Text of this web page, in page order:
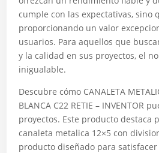
cumple con las expectativas, sino
proporcionando un valor
usuarios. Para aquellos que
y la calidad en sus proyectos, el
inigualable.
Descubre cómo CANALETA
BLANCA C22 RETIE – INVENTOR
proyectos. Este producto destaca
canaleta metalica 12×5 con
producto diseñado para